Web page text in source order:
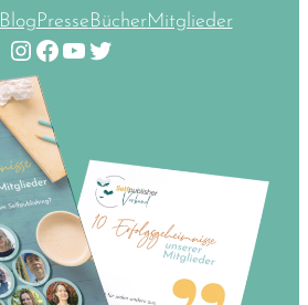
BlogPresseBücherMitglieder
Instagram Facebook YouTube Twitter